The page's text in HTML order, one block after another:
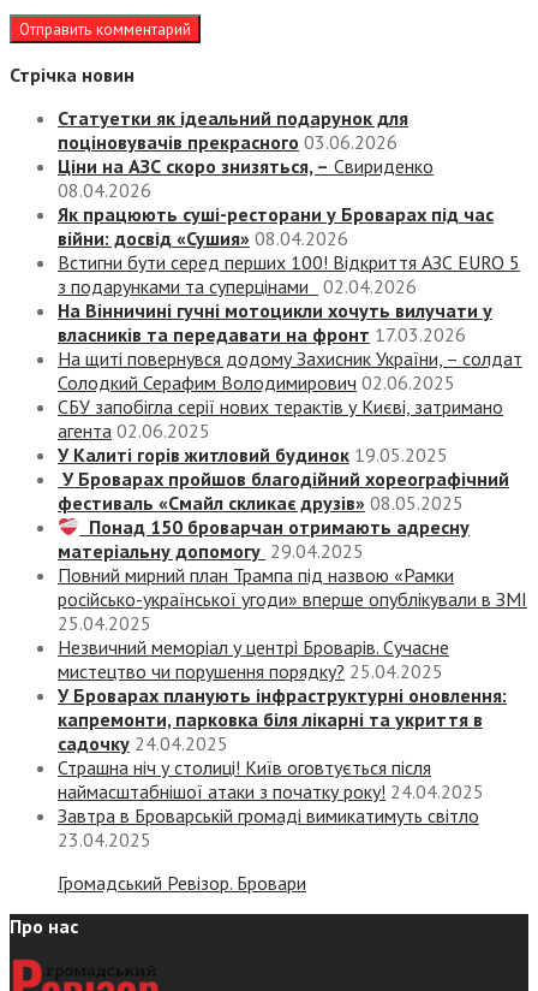
Стрічка новин
Статуетки як ідеальний подарунок для
поціновувачів прекрасного 03.06.2026
Ціни на АЗС скоро знизяться, – Свириденко
08.04.2026
Як працюють суші-ресторани у Броварах під час
війни: досвід «Сушия» 08.04.2026
Встигни бути серед перших 100! Відкриття АЗС EURO 5
з подарунками та суперцінами
02.04.2026
На Вінничині гучні мотоцикли хочуть вилучати у
власників та передавати на фронт 17.03.2026
На щиті повернувся додому Захисник України, – солдат
Солодкий Серафим Володимирович 02.06.2025
СБУ запобігла серії нових терактів у Києві, затримано
агента 02.06.2025
У Калиті горів житловий будинок 19.05.2025
У Броварах пройшов благодійний хореографічний
фестиваль «Смайл скликає друзів» 08.05.2025
Понад 150 броварчан отримають адресну
матеріальну допомогу 29.04.2025
Повний мирний план Трампа під назвою «‎Рамки
російсько-української угоди» вперше опублікували в ЗМІ
25.04.2025
Незвичний меморіал у центрі Броварів. Сучасне
мистецтво чи порушення порядку? 25.04.2025
У Броварах планують інфраструктурні оновлення:
капремонти, парковка біля лікарні та укриття в
садочку 24.04.2025
Страшна ніч у столиці! Київ оговтується після
наймасштабнішої атаки з початку року! 24.04.2025
Завтра в Броварській громаді вимикатимуть світло
23.04.2025
Громадський Ревізор. Бровари
Про нас